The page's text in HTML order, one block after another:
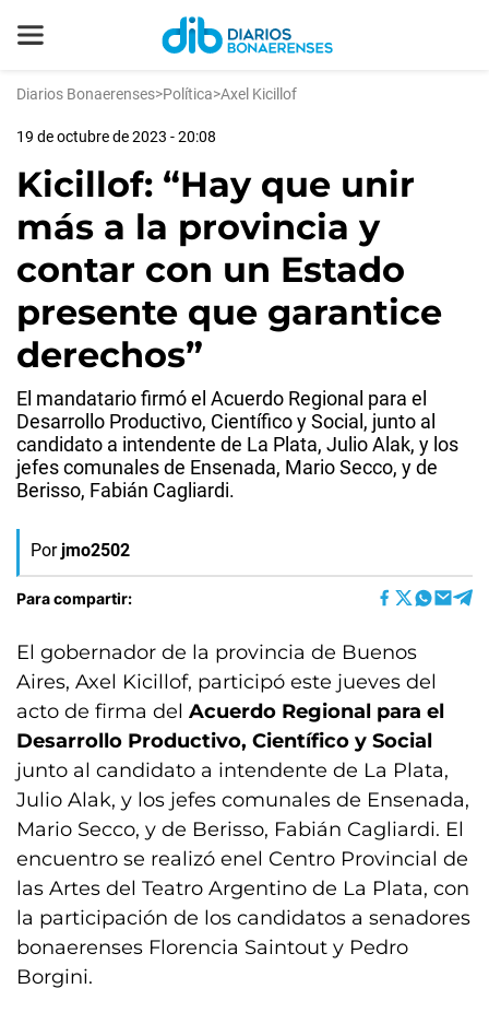
Diarios Bonaerenses>Política>Axel Kicillof
19 de octubre de 2023 - 20:08
Kicillof: “Hay que unir
más a la provincia y
contar con un Estado
presente que garantice
derechos”
El mandatario firmó el Acuerdo Regional para el
Desarrollo Productivo, Científico y Social, junto al
candidato a intendente de La Plata, Julio Alak, y los
jefes comunales de Ensenada, Mario Secco, y de
Berisso, Fabián Cagliardi.
Por jmo2502
Para compartir:
El gobernador de la provincia de Buenos
Aires, Axel Kicillof, participó este jueves del
acto de firma del Acuerdo Regional para el
Desarrollo Productivo, Científico y Social
junto al candidato a intendente de La Plata,
Julio Alak, y los jefes comunales de Ensenada,
Mario Secco, y de Berisso, Fabián Cagliardi. El
encuentro se realizó enel Centro Provincial de
las Artes del Teatro Argentino de La Plata, con
la participación de los candidatos a senadores
bonaerenses Florencia Saintout y Pedro
Borgini.